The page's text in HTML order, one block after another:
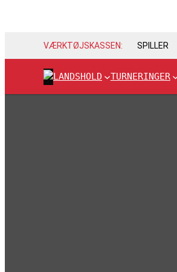
VÆRKTØJSKASSEN: SPILLER
LANDSHOLD TURNERINGER